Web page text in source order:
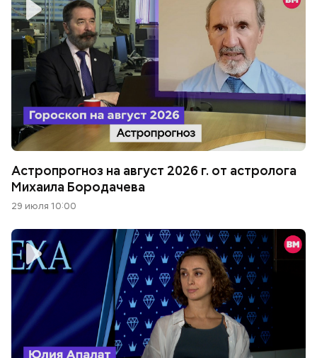
Астропрогноз на август 2026 г. от астролога
Михаила Бородачева
29 июля 10:00